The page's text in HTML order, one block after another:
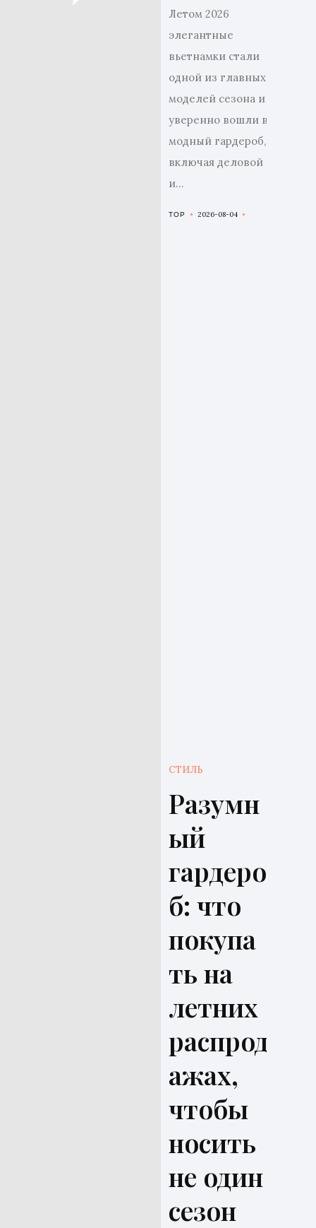
Обувь
Стиль
Поиск
Летом 2026
элегантные
вьетнамки стали
одной из главных
моделей сезона и
уверенно вошли в
модный гардероб,
включая деловой
и...
TOP 2026-08-04
СТИЛЬ
Разумн
ый
гардеро
б: что
покупа
ть на
летних
распрод
ажах,
чтобы
носить
не один
сезон